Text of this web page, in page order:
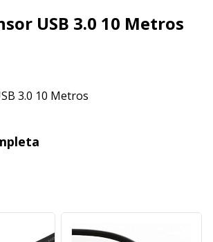
USB 3.0 10 Metros
3.0 10 Metros